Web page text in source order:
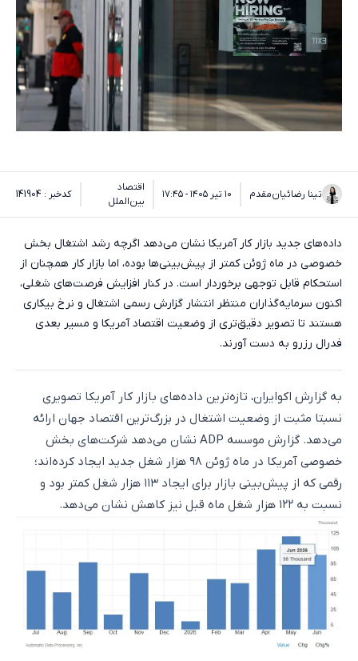
تینا رضائیان‌مقدم ۱۰ تیر ۱۴۰۵ - ۱۷:۴۵
اقتصاد
بین‌الملل
کدخبر : 141904
داده‌های جدید بازار کار آمریکا نشان می‌دهد اگرچه رشد اشتغال بخش
خصوصی در ماه ژوئن کمتر از پیش‌بینی‌ها بوده، اما بازار کار همچنان از
استحکام قابل توجهی برخوردار است. در کنار افزایش فرصت‌های شغلی،
اکنون سرمایه‌گذاران منتظر انتشار گزارش رسمی اشتغال و نرخ بیکاری
هستند تا تصویر دقیق‌تری از وضعیت اقتصاد آمریکا و مسیر بعدی
فدرال رزرو به دست آورند.
به گزارش اکوایران، تازه‌ترین داده‌های بازار کار آمریکا تصویری
نسبتا مثبت از وضعیت اشتغال در بزرگ‌ترین اقتصاد جهان ارائه
می‌دهد. گزارش موسسه ADP نشان می‌دهد شرکت‌های بخش
خصوصی آمریکا در ماه ژوئن ۹۸ هزار شغل جدید ایجاد کرده‌اند؛
رقمی که از پیش‌بینی بازار برای ایجاد ۱۱۳ هزار شغل کمتر بود و
نسبت به ۱۲۲ هزار شغل ماه قبل نیز کاهش نشان می‌دهد.